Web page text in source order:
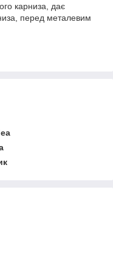
карниза, дає
перед металевим